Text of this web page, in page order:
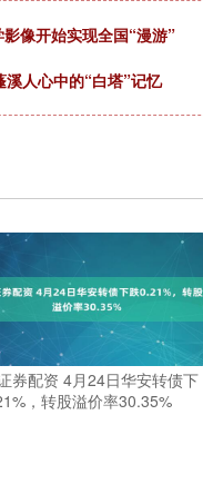
像开始实现全国“漫游”
人心中的“白塔”记忆
券配资 4月24日华安转债下
，转股溢价率30.35%